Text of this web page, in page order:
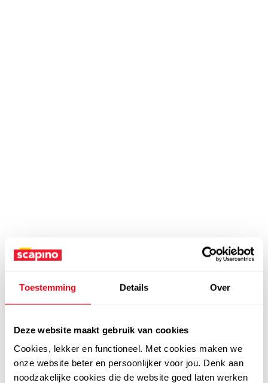
Toestemming Details Over
Deze website maakt gebruik van cookies
Cookies, lekker en functioneel. Met cookies maken we
onze website beter en persoonlijker voor jou. Denk aan
noodzakelijke cookies die de website goed laten werken